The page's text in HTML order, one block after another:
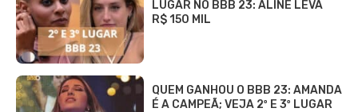
LUGAR NO BBB 23: ALINE LEVA
R$ 150 MIL
QUEM GANHOU O BBB 23: AMANDA
É A CAMPEÃ; VEJA 2º E 3º LUGAR